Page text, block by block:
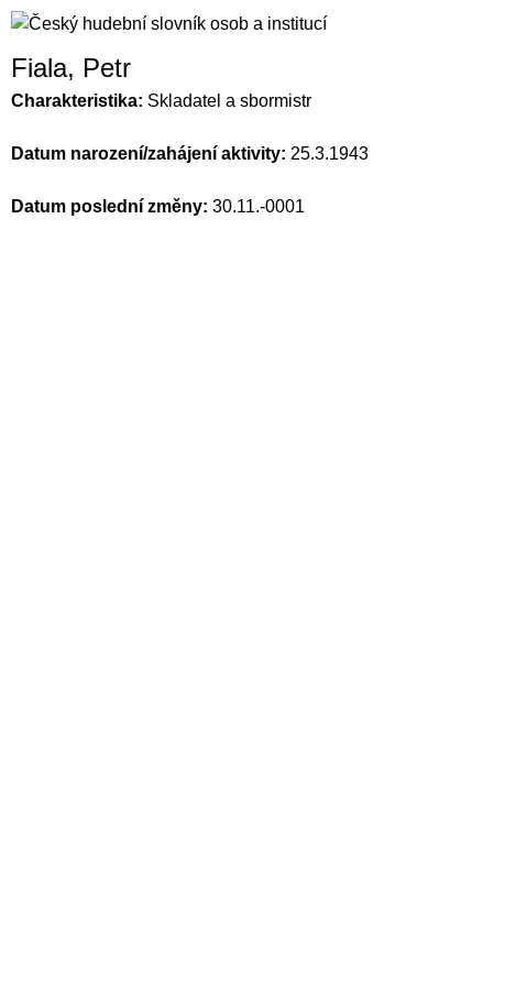
Fiala, Petr
Charakteristika: Skladatel a sbormistr
Datum narození/zahájení aktivity: 25.3.1943
Datum poslední změny: 30.11.-0001